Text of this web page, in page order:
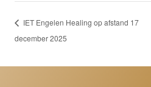
IET Engelen Healing op afstand 17
december 2025